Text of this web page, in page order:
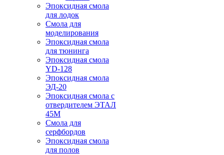
Эпоксидная смола
для лодок
Смола для
моделирования
Эпоксидная смола
для тюнинга
Эпоксидная смола
YD-128
Эпоксидная смола
ЭД-20
Эпоксидная смола с
отвердителем ЭТАЛ
45М
Смола для
серфбордов
Эпоксидная смола
для полов